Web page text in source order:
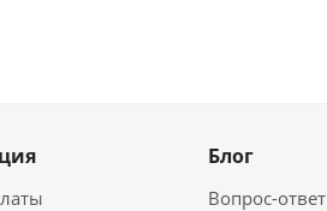
Блог
Вопрос-ответ